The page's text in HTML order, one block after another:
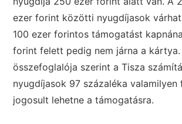
ezer forint közötti nyugdíjasok
100 ezer forintos támogatást
forint felett pedig nem járna a
összefoglalója szerint a Tisza
nyugdíjasok 97 százaléka valamilyen
jogosult lehetne a támogatásra.